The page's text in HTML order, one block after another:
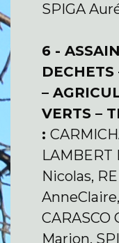
SPIGA
6 -
–
VERTS –
:
LAMBERT
Nicolas,
CARASCO
Marion,